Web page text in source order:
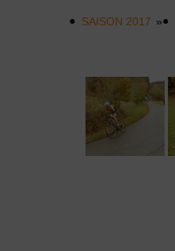
SAISON 2017 »